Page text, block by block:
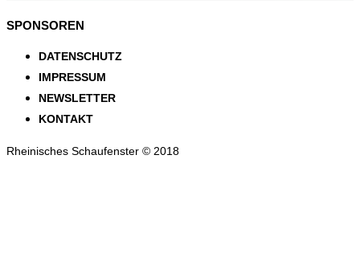
SPONSOREN
DATENSCHUTZ
IMPRESSUM
NEWSLETTER
KONTAKT
Rheinisches Schaufenster © 2018